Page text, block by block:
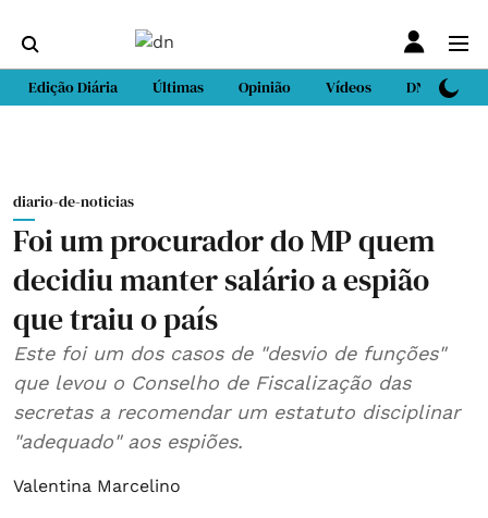
Edição Diária Últimas Opinião Vídeos DN Sport
diario-de-noticias
Foi um procurador do MP quem
decidiu manter salário a espião
que traiu o país
Este foi um dos casos de "desvio de funções"
que levou o Conselho de Fiscalização das
secretas a recomendar um estatuto disciplinar
"adequado" aos espiões.
Valentina Marcelino